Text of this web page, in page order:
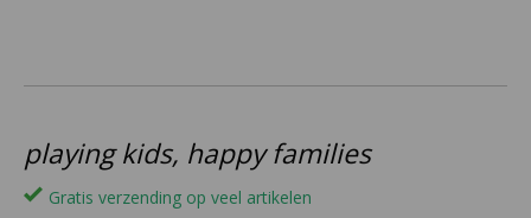
playing kids, happy families
Gratis verzending op veel artikelen